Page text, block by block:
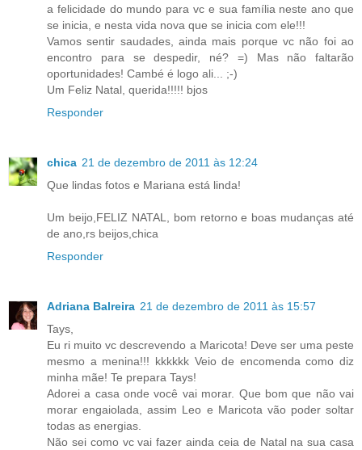
a felicidade do mundo para vc e sua família neste ano que
se inicia, e nesta vida nova que se inicia com ele!!!
Vamos sentir saudades, ainda mais porque vc não foi ao
encontro para se despedir, né? =) Mas não faltarão
oportunidades! Cambé é logo ali... ;-)
Um Feliz Natal, querida!!!!! bjos
Responder
chica 21 de dezembro de 2011 às 12:24
Que lindas fotos e Mariana está linda!
Um beijo,FELIZ NATAL, bom retorno e boas mudanças até
de ano,rs beijos,chica
Responder
Adriana Balreira 21 de dezembro de 2011 às 15:57
Tays,
Eu ri muito vc descrevendo a Maricota! Deve ser uma peste
mesmo a menina!!! kkkkkk Veio de encomenda como diz
minha mãe! Te prepara Tays!
Adorei a casa onde você vai morar. Que bom que não vai
morar engaiolada, assim Leo e Maricota vão poder soltar
todas as energias.
Não sei como vc vai fazer ainda ceia de Natal na sua casa